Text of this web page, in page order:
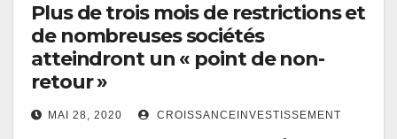
Plus de trois mois de restrictions et
de nombreuses sociétés
atteindront un « point de non-
retour »
MAI 28, 2020 CROISSANCEINVESTISSEMENT